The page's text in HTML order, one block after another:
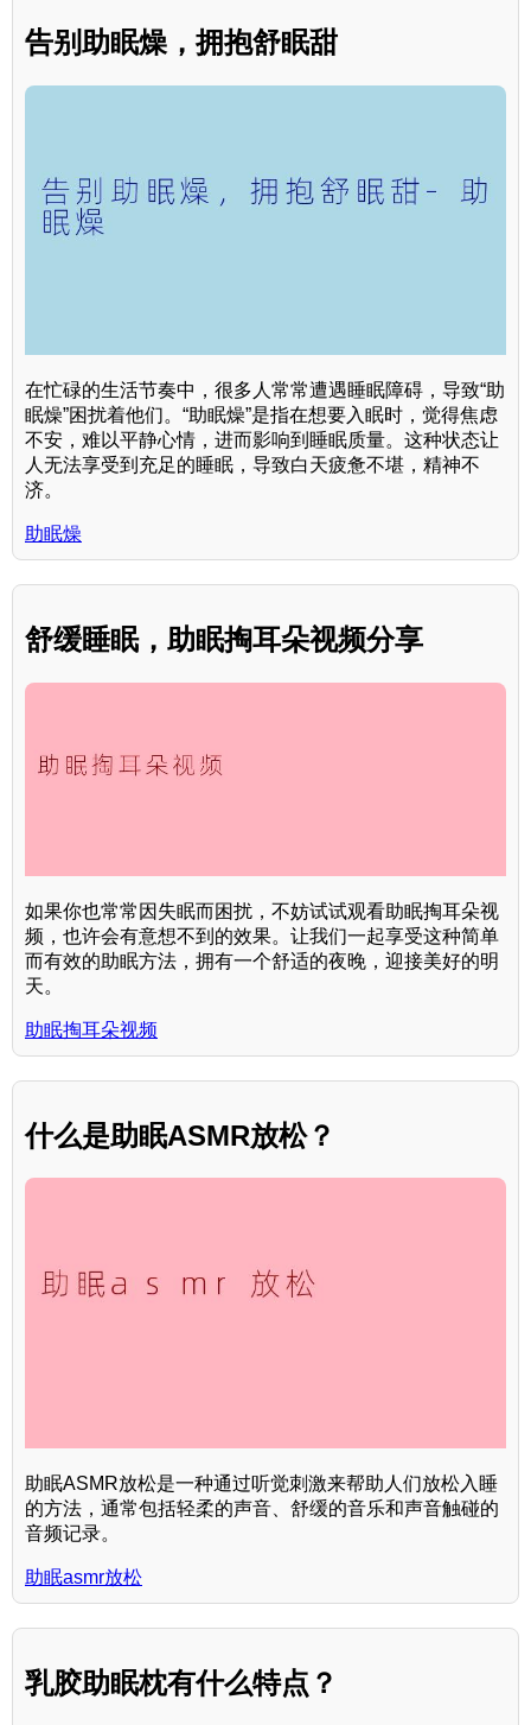
告别助眠燥，拥抱舒眠甜
在忙碌的生活节奏中，很多人常常遭遇睡眠障碍，导致“助
眠燥”困扰着他们。“助眠燥”是指在想要入眠时，觉得焦虑
不安，难以平静心情，进而影响到睡眠质量。这种状态让
人无法享受到充足的睡眠，导致白天疲惫不堪，精神不
济。
助眠燥
舒缓睡眠，助眠掏耳朵视频分享
如果你也常常因失眠而困扰，不妨试试观看助眠掏耳朵视
频，也许会有意想不到的效果。让我们一起享受这种简单
而有效的助眠方法，拥有一个舒适的夜晚，迎接美好的明
天。
助眠掏耳朵视频
什么是助眠ASMR放松？
助眠ASMR放松是一种通过听觉刺激来帮助人们放松入睡
的方法，通常包括轻柔的声音、舒缓的音乐和声音触碰的
音频记录。
助眠asmr放松
乳胶助眠枕有什么特点？